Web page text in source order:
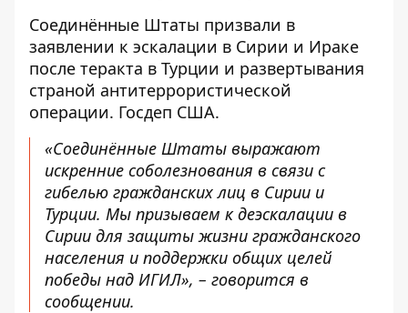
Соединённые Штаты призвали в
заявлении к эскалации в Сирии и Ираке
после теракта в Турции и развертывания
страной антитеррористической
операции. Госдеп США.
«Соединённые Штаты выражают
искренние соболезнования в связи с
гибелью гражданских лиц в Сирии и
Турции. Мы призываем к деэскалации в
Сирии для защиты жизни гражданского
населения и поддержки общих целей
победы над ИГИЛ», – говорится в
сообщении.